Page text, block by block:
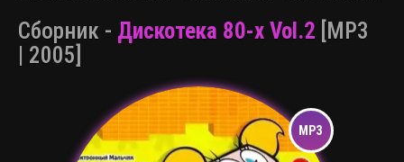
Сборник - Дискотека 80-х Vol.2 [MP3
| 2005]